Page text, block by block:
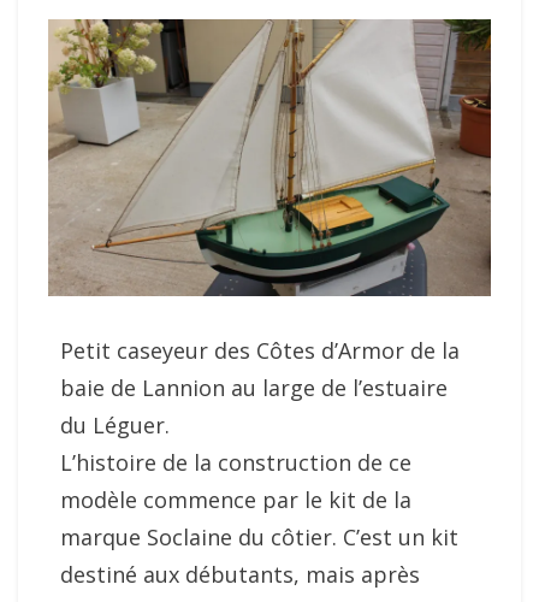
Petit caseyeur des Côtes d’Armor de la
baie de Lannion au large de l’estuaire
du Léguer.
L’histoire de la construction de ce
modèle commence par le kit de la
marque Soclaine du côtier. C’est un kit
destiné aux débutants, mais après